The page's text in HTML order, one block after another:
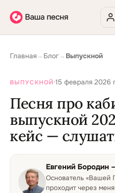
Главная→ Блог→ Выпускной
ВЫПУСКНОЙ·15 февраля 2026
Песня про
выпускной
кейс —
Евгений Бородин
Основатель «Вашей
проходит через